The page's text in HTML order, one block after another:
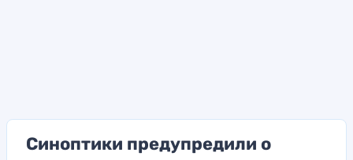
Синоптики предупредили о